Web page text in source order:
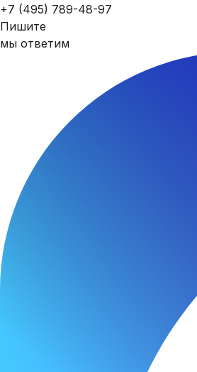
+7 (495) 789-48-97
Пишите
мы ответим